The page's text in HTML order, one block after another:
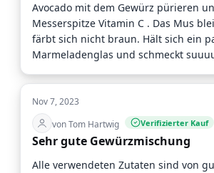
Avocado mit dem Gewürz pürieren
Messerspitze Vitamin C . Das Mus
färbt sich nicht braun. Hält sich ein
Marmeladenglas und schmeckt
Nov 7, 2023
von Tom Hartwig
Verifizierter Kauf
Sehr gute Gewürzmischung
Alle verwendeten Zutaten sind von